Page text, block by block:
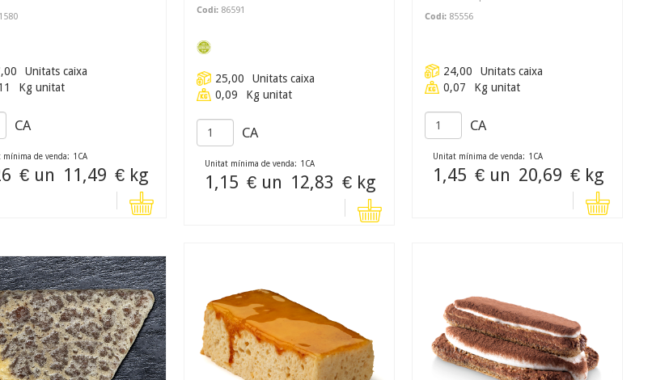
Unitats caixa
Kg unitat
CA
mínima de venda: 1 CA
€ un 11,49 € kg
Codi: 86591
25,00
Unitats caixa
0,09
Kg unitat
CA
Unitat mínima de venda: 1 CA
1,15 € un 12,83 € kg
Codi: 85556
24,00
Unitats caixa
0,07
Kg unitat
CA
Unitat mínima de venda: 1 CA
1,45 € un 20,69 € kg